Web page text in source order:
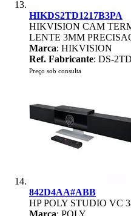
HIKDS2TD1217B3PA
HIKVISION CAM
LENTE 3MM
Marca: HIKVISION
Ref. Fabricante: DS-
Preço sob consulta
842D4AA#ABB
HP POLY STUDIO VC
Marca: POLY